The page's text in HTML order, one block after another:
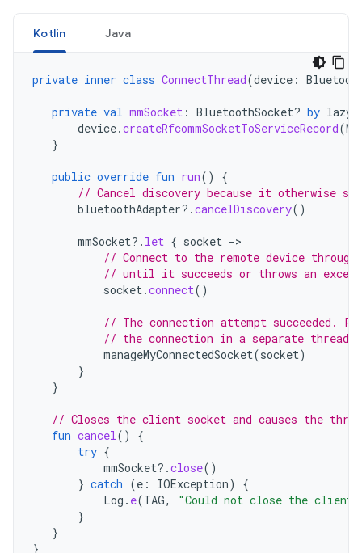
Kotlin Java
private inner class ConnectThread(device :
private val mmSocket : BluetoothSocket? by lazy
device.createRfcommSocketToServiceRecord(
}
public override fun run()
{
// Cancel discovery because it otherwise
bluetoothAdapter?.cancelDiscovery()
mmSocket?. let { socket -
// Connect to the remote device
// until it succeeds or throws an
socket.connect()
// The connection attempt succeeded.
// the connection in a separate thread.
manageMyConnectedSocket(socket)
}
}
// Closes the client socket and causes the
fun cancel()
{
try {
mmSocket?.close()
} catch (e : IOException)
{
Log . e(TAG,
"Could not close the client
}
}
}